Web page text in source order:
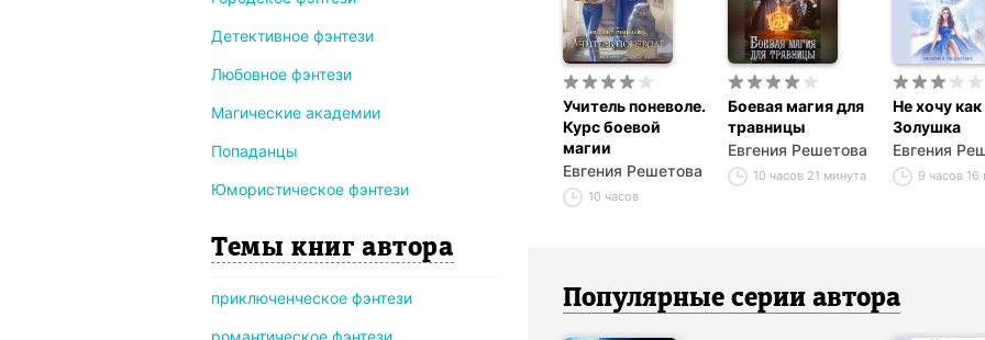
Детективное фэнтези
Любовное фэнтези
Магические академии
Попаданцы
Юмористическое фэнтези
Темы книг автора
приключенческое фэнтези
романтическое фэнтези
Учитель поневоле.
Курс боевой
магии
Евгения Решетова
10 часов
Боевая магия для
травницы
Евгения Решетова
10 часов 21 минута
Не хочу как
Золушка
Евгения
9 часов 16
Популярные серии автора